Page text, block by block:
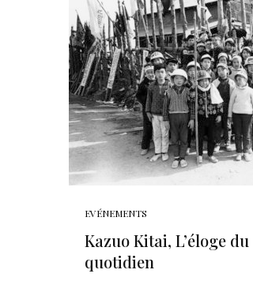
EVÉNEMENTS
Kazuo Kitai, L’éloge du
quotidien